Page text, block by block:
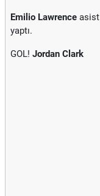
Emilio Lawrence asist
yaptı.
GOL! Jordan Clark